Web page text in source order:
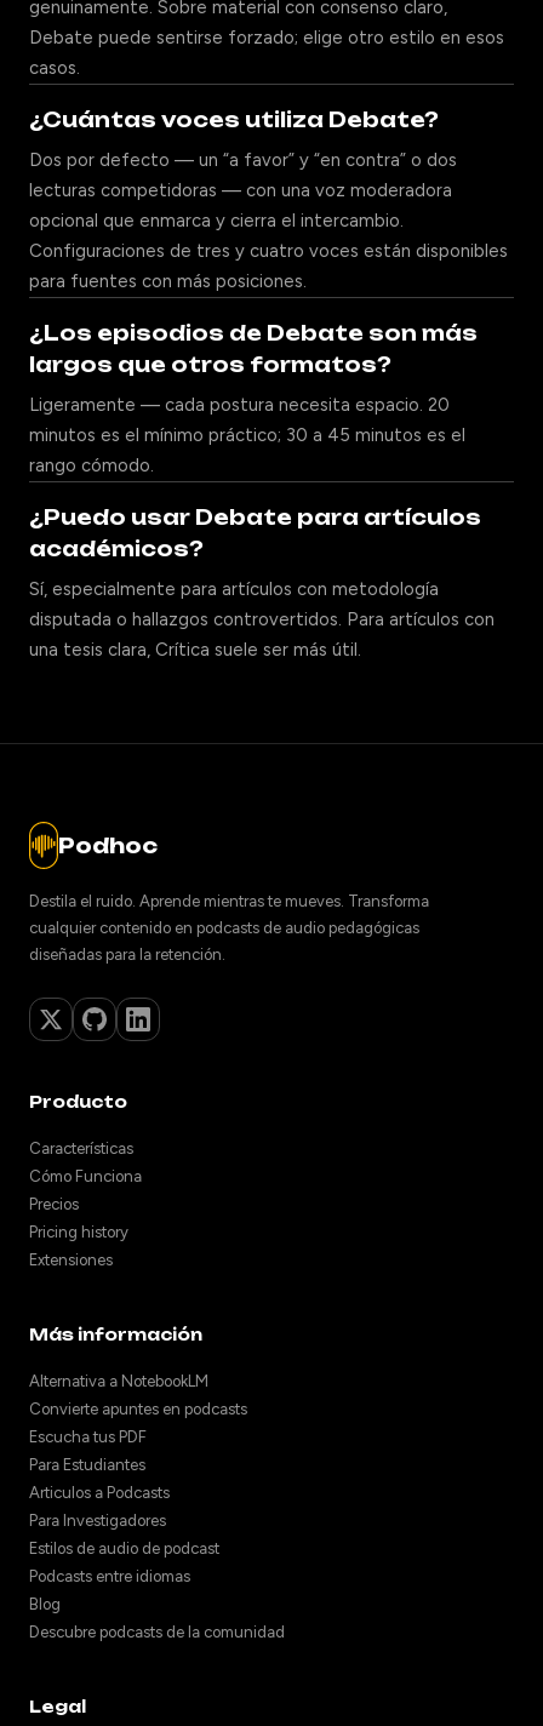
genuinamente. Sobre material con consenso claro,
Debate puede sentirse forzado; elige otro estilo en esos
casos.
¿Cuántas voces utiliza Debate?
Dos por defecto — un “a favor” y “en contra” o dos
lecturas competidoras — con una voz moderadora
opcional que enmarca y cierra el intercambio.
Configuraciones de tres y cuatro voces están disponibles
para fuentes con más posiciones.
¿Los episodios de Debate son más
largos que otros formatos?
Ligeramente — cada postura necesita espacio. 20
minutos es el mínimo práctico; 30 a 45 minutos es el
rango cómodo.
¿Puedo usar Debate para artículos
académicos?
Sí, especialmente para artículos con metodología
disputada o hallazgos controvertidos. Para artículos con
una tesis clara, Crítica suele ser más útil.
Podhoc
Destila el ruido. Aprende mientras te mueves. Transforma
cualquier contenido en podcasts de audio pedagógicas
diseñadas para la retención.
Producto
Características
Cómo Funciona
Precios
Pricing history
Extensiones
Más información
Alternativa a NotebookLM
Convierte apuntes en podcasts
Escucha tus PDF
Para Estudiantes
Articulos a Podcasts
Para Investigadores
Estilos de audio de podcast
Podcasts entre idiomas
Blog
Descubre podcasts de la comunidad
Legal